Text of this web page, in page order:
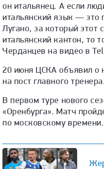
он итальянец. А если
итальянский язык —
Лугано, за который этот
итальянский кантон, то
Черданцев на видео в
20 июня ЦСКА объявил о
на пост главного
В первом туре нового
«Оренбурга». Матч
по московскому времени.